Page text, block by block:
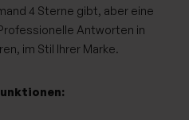
4 Sterne gibt, aber eine
Antworten in
im Stil Ihrer Marke.